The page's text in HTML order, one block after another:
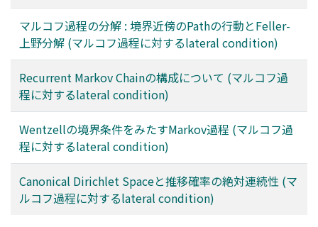
マルコフ過程の分解 : 境界近傍のPathの行動とFeller-
上野分解 (マルコフ過程に対するlateral condition)
Recurrent Markov Chainの構成について (マルコフ過
程に対するlateral condition)
Wentzellの境界条件をみたすMarkov過程 (マルコフ過
程に対するlateral condition)
Canonical Dirichlet Spaceと推移確率の絶対連続性 (マ
ルコフ過程に対するlateral condition)